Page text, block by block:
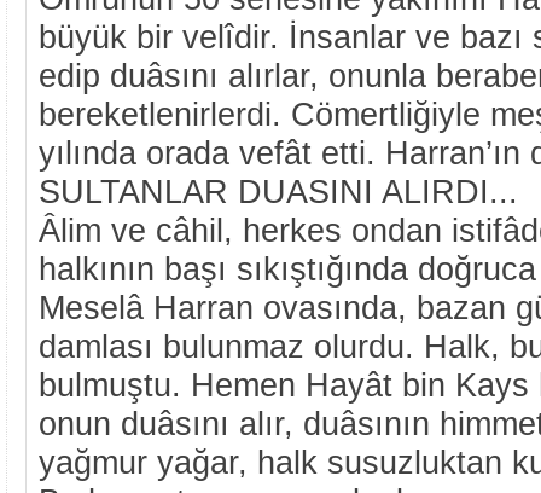
büyük bir velîdir. İnsanlar ve bazı
edip duâsını alırlar, onunla
bereketlenirlerdi. Cömertliğiyle
yılında orada vefât etti. Harran’ın
SULTANLAR DUASINI ALIRDI...
Âlim ve câhil, herkes ondan
halkının başı sıkıştığında
Meselâ Harran ovasında, bazan
damlası bulunmaz olurdu. Halk,
bulmuştu. Hemen Hayât bin
onun duâsını alır, duâsının
yağmur yağar, halk susuzluktan